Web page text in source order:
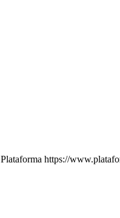
Plataforma https://